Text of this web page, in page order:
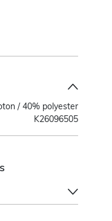
/ 40% polyester
K26096505